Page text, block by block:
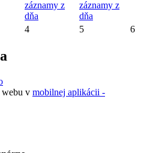
záznamy z
dňa
záznamy z
dňa
4 5 6
webu v mobilnej aplikácii -